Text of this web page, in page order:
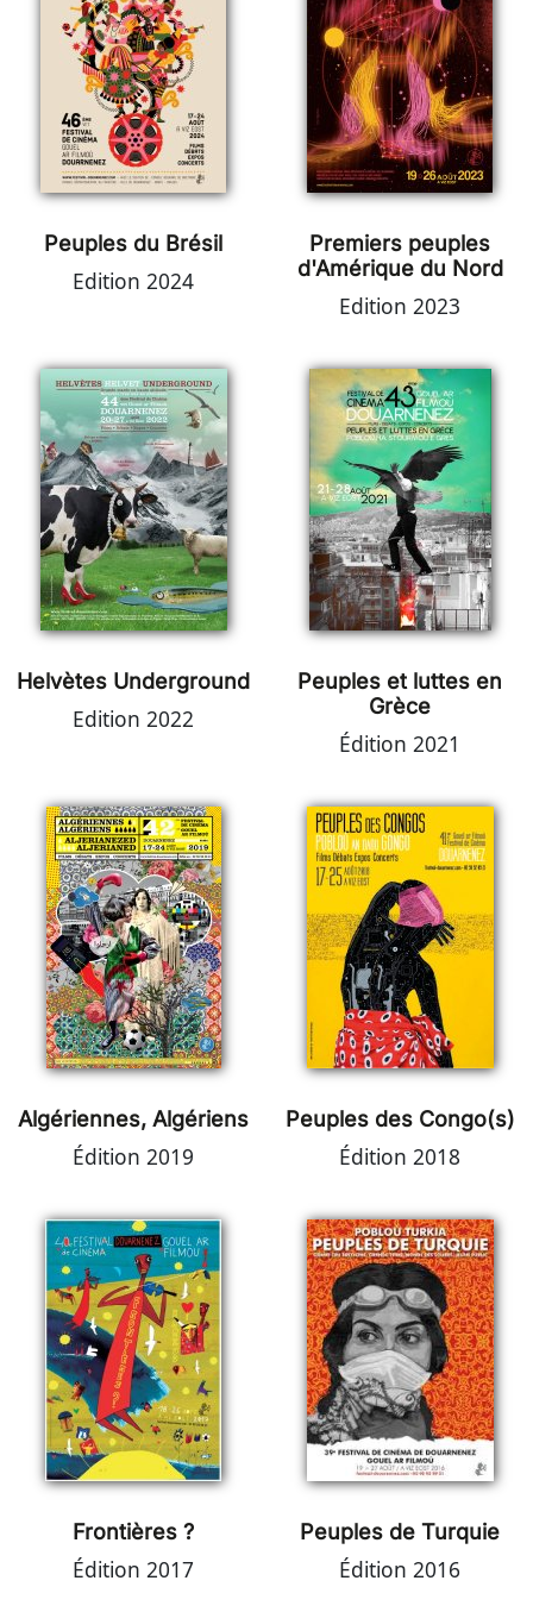
Peuples du Brésil
Edition 2024
Premiers peuples
d'Amérique du Nord
Edition 2023
Helvètes Underground
Edition 2022
Peuples et luttes en
Grèce
Édition 2021
Algériennes, Algériens
Édition 2019
Peuples des Congo(s)
Édition 2018
Frontières ?
Édition 2017
Peuples de Turquie
Édition 2016